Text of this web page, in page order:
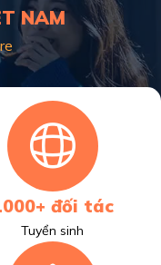
NAM
đối tác
Tuyển sinh